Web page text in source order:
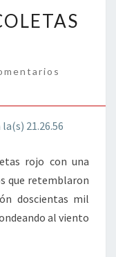
rojo con una
que retemblaron
doscientas mil
al viento